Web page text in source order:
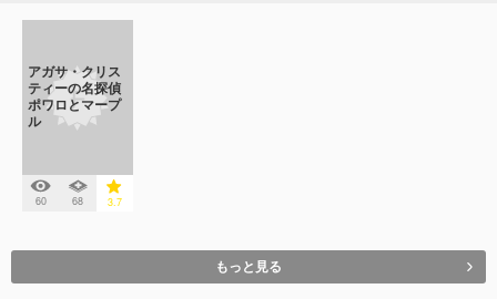
アガサ・クリス
ティーの名探偵
ポワロとマープ
ル
60 68 3.7
もっと見る